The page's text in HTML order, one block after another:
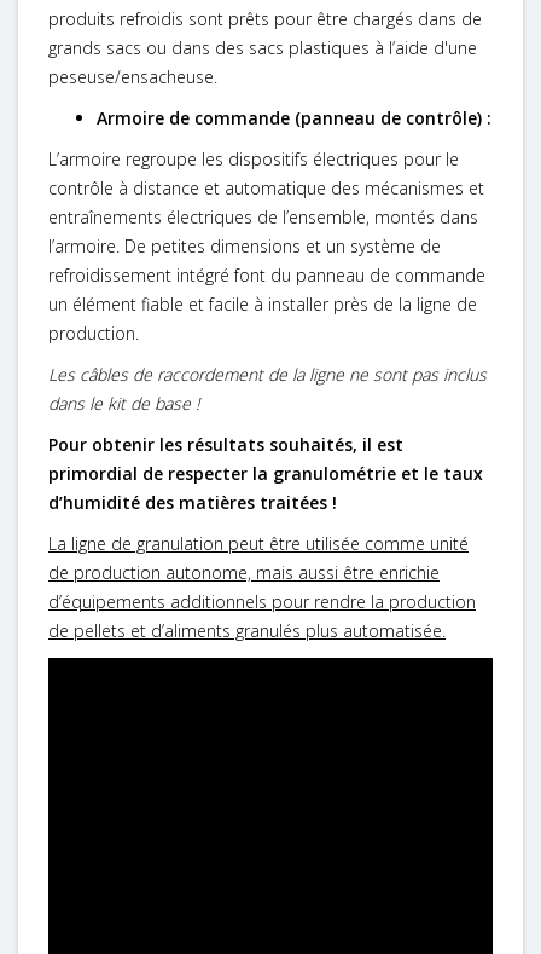
produits refroidis sont prêts pour être chargés dans de
grands sacs ou dans des sacs plastiques à l’aide d'une
peseuse/ensacheuse.
Armoire de commande (panneau de contrôle) :
L’armoire regroupe les dispositifs électriques pour le
contrôle à distance et automatique des mécanismes et
entraînements électriques de l’ensemble, montés dans
l’armoire. De petites dimensions et un système de
refroidissement intégré font du panneau de commande
un élément fiable et facile à installer près de la ligne de
production.
Les câbles de raccordement de la ligne ne sont pas inclus
dans le kit de base !
Pour obtenir les résultats souhaités, il est
primordial de respecter la granulométrie et le taux
d’humidité des matières traitées !
La ligne de granulation peut être utilisée comme unité
de production autonome, mais aussi être enrichie
d’équipements additionnels pour rendre la production
de pellets et d’aliments granulés plus automatisée.